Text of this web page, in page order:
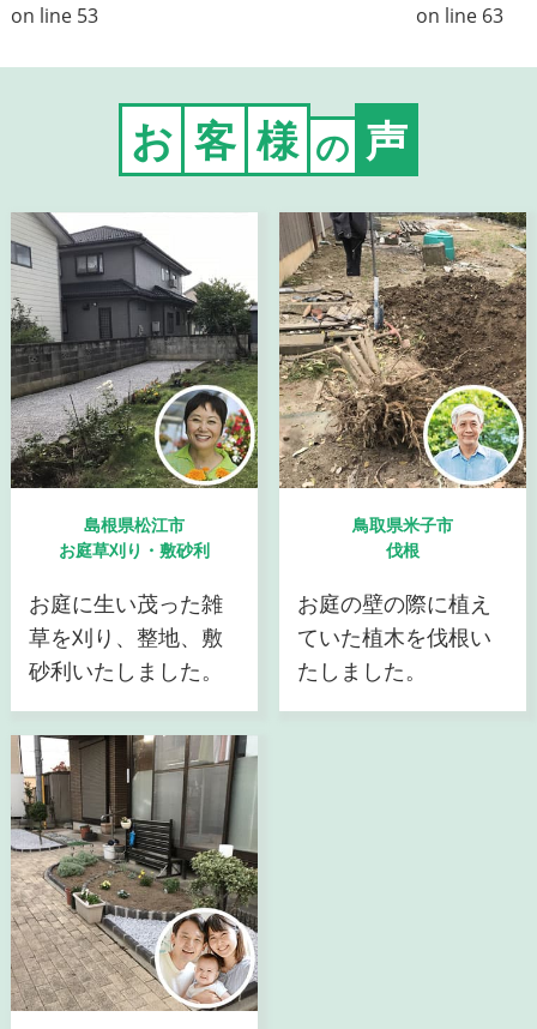
on line 53
on line 63
お 客 様 の 声
島根県松江市
お庭草刈り・敷砂利
お庭に生い茂った雑
草を刈り、整地、敷
砂利いたしました。
鳥取県米子市
伐根
お庭の壁の際に植え
ていた植木を伐根い
たしました。